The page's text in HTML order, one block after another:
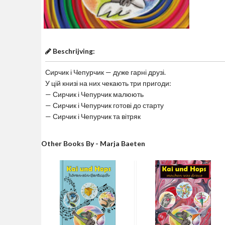
Beschrijving:
Сирчик і Чепурчик — дуже гарні друзі.
У цій книзі на них чекають три пригоди:
— Сирчик і Чепурчик малюють
— Сирчик і Чепурчик готові до старту
— Сирчик і Чепурчик та вітряк
Other Books By - Marja Baeten